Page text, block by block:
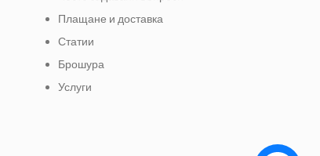
Плащане и доставка
Статии
Брошура
Услуги